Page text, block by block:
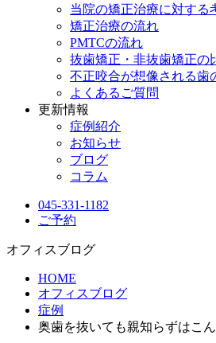
当院の矯正治療に対する
矯正治療の流れ
PMTCの流れ
抜歯矯正・非抜歯矯正の
不正咬合が想像される歯
よくあるご質問
更新情報
症例紹介
お知らせ
ブログ
コラム
045-331-1182
ご予約
オフィスブログ
HOME
オフィスブログ
症例
奥歯を抜いても親知らずはこ